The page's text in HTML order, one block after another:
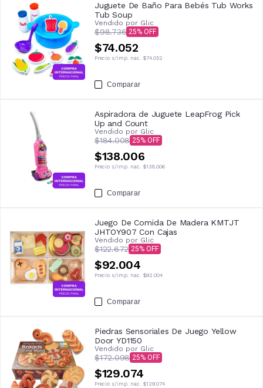
Juguete De Baño Para Bebés Tub Works
Tub Soup
Vendido por Glic
$98.736 25
$74.052
Precio s/imp. nac. $74.052
Comparar
Aspiradora de Juguete LeapFrog Pick
Up and Count
Vendido por Glic
$184.008 25
$138.006
Precio s/imp. nac. $138.006
Comparar
Juego De Comida De Madera KMTJT
JHTOY907 Con Cajas
Vendido por Glic
$122.672 25
$92.004
Precio s/imp. nac. $92.004
Comparar
Piedras Sensoriales De Juego Yellow
Door YD1150
Vendido por Glic
$172.098 25
$129.074
Precio s/imp. nac. $129.074